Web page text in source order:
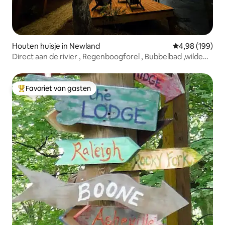
Houten huisje in Newland Gemiddelde
4,98 (199)
Direct aan de rivier , Regenboogforel , Bubbelbad ,wilde
Topfavoriet van gasten
Favoriet van gasten